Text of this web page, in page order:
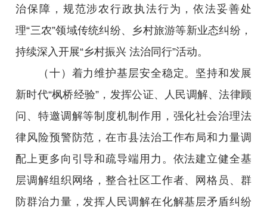
治保障，规范涉农行政执法行为，依法妥善处
理“三农”领域传统纠纷、乡村旅游等新业态纠纷，
持续深入开展“乡村振兴 法治同行”活动。
（十）着力维护基层安全稳定。坚持和发展
新时代“枫桥经验”，发挥公证、人民调解、法律顾
问、特邀调解等制度机制作用，强化社会治理法
律风险预警防范，在市县法治工作布局和力量调
配上更多向引导和疏导端用力。依法建立健全基
层调解组织网络，整合社区工作者、网格员、群
防群治力量，发挥人民调解在化解基层矛盾纠纷